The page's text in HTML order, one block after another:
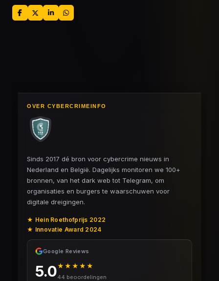
D
e
D
e
S
h
D
e
OVER CYBERCRIMEINFO
Sinds 2017 dé bron voor cybercrime nieuws in
Nederland en België. Dagelijks monitoren we 100+
bronnen, van het dark web tot Telegram, om
organisaties en burgers te waarschuwen voor
digitale dreigingen.
★ Hein Roethofprijs 2022
★ Innovatie Award 2024
Google Reviews
5.0★★★★★
44 beoordelingen